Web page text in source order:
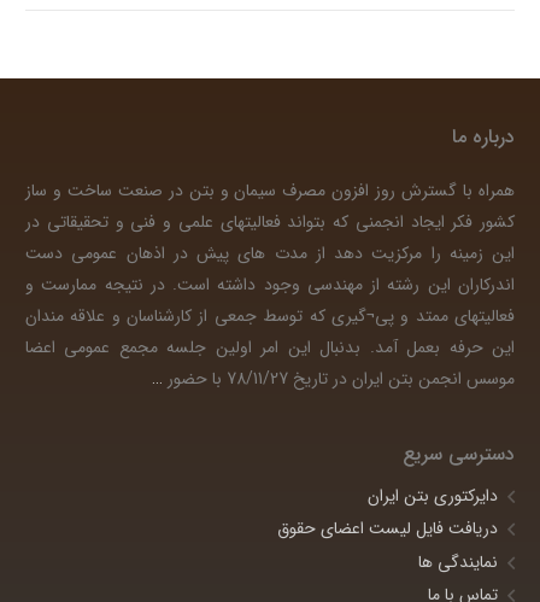
درباره ما
همراه با گسترش روز افزون مصرف سیمان و بتن در صنعت ساخت و ساز
کشور فکر ایجاد انجمنی که بتواند فعالیتهای علمی و فنی و تحقیقاتی در
این زمینه را مرکزیت دهد از مدت های پیش در اذهان عمومی دست
اندرکاران این رشته از مهندسی وجود داشته است. در نتیجه ممارست و
فعالیتهای ممتد و پی¬گیری که توسط جمعی از کارشناسان و علاقه مندان
این حرفه بعمل آمد. بدنبال این امر اولین جلسه مجمع عمومی اعضا
موسس انجمن بتن ایران در تاریخ 78/11/27 با حضور
…
دسترسی سریع
دایرکتوری بتن ایران
دریافت فایل لیست اعضای حقوق
نمایندگی ها
تماس با ما